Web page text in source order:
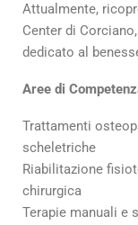
Attualmente,
Center di
dedicato al
Aree di
Trattamenti
scheletriche
Riabilitazione
chirurgica
Terapie manuali e